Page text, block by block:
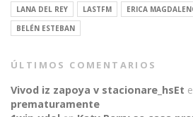
LANA DEL REY
LASTFM ERICA
BELÉN ESTEBAN
ÚLTIMOS COMENTARIOS
Vivod iz zapoya v stacionare_hsEt
prematuramente